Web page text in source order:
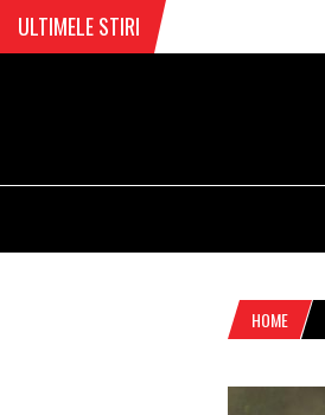
ULTIMELE STIRI
HOME